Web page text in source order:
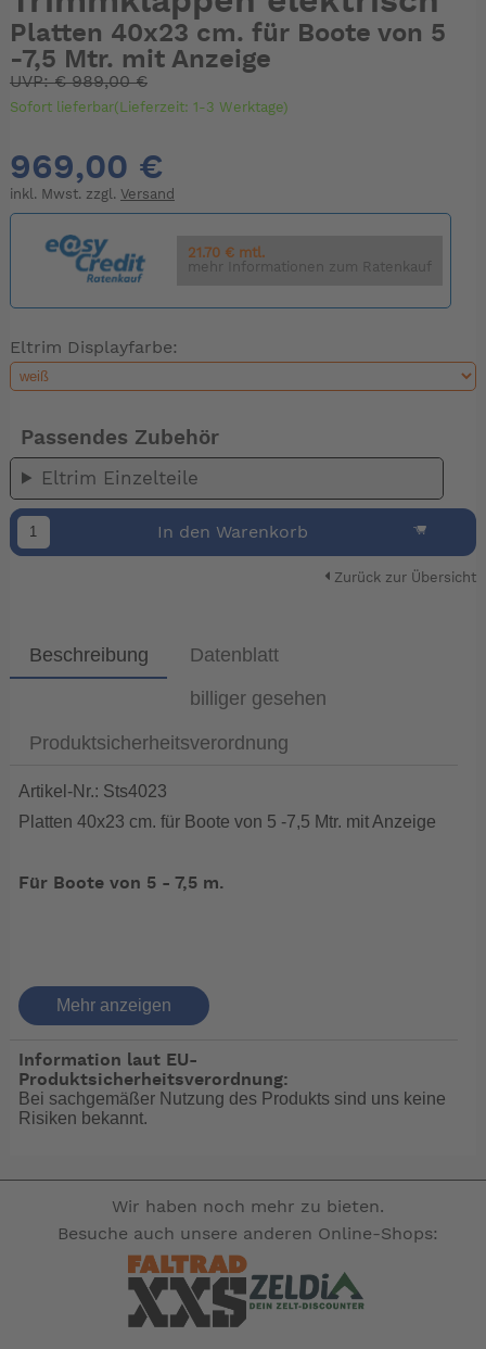
Platten 40x23 cm. für Boote von 5
-7,5 Mtr. mit Anzeige
UVP:€989,00 €
Sofort lieferbar(Lieferzeit: 1-3 Werktage)
969,00 €
inkl. Mwst. zzgl. Versand
21.70 € mtl.
mehr Informationen zum Ratenkauf
Eltrim Displayfarbe:
Passendes Zubehör
Eltrim Einzelteile
In den Warenkorb
Zurück zur Übersicht
Beschreibung Datenblatt
billiger gesehen
Produktsicherheitsverordnung
Artikel-Nr.: Sts4023
Platten 40x23 cm. für Boote von 5 -7,5 Mtr. mit Anzeige
Für Boote von 5 - 7,5 m.
Die Betätigung der Klappen erfolgt manuell.
dass sich der Bug neigt.
Der untere bewegt beide Klappen nach oben.
Rechter Taster: Boot neigt sich nach rechts.
Linker Taster: Boot neigt sich nach links.
Klappenstellung wird durch Leuchtdioden-Balken
Mehr anzeigen
Information laut EU-
Produktsicherheitsverordnung:
Bei sachgemäßer Nutzung des Produkts sind uns keine
Risiken bekannt.
Wir haben noch mehr zu bieten.
Besuche auch unsere anderen Online-Shops: